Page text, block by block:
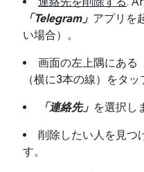
「Telegram」 アプリを
い場合）。
画面の左上隅にある
（横に3本の線）をタッ
「連絡先」 を選択し
削除したい人を見つ
す。